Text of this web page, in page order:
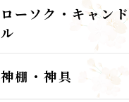
ローソク・キャンド
ル
神棚・神具